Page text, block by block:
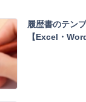
履歴書のテン
【Excel・